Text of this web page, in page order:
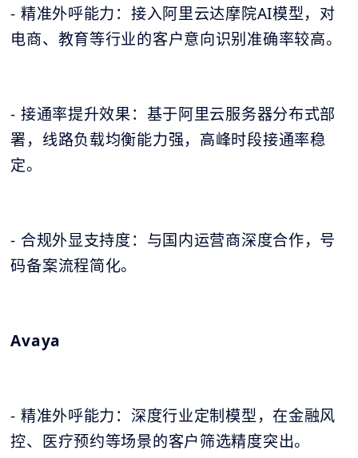
- 精准外呼能力：接入阿里云达摩院AI模型，对
电商、教育等行业的客户意向识别准确率较高。
- 接通率提升效果：基于阿里云服务器分布式部
署，线路负载均衡能力强，高峰时段接通率稳
定。
- 合规外显支持度：与国内运营商深度合作，号
码备案流程简化。
Avaya
- 精准外呼能力：深度行业定制模型，在金融风
控、医疗预约等场景的客户筛选精度突出。